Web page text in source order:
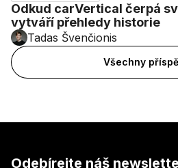
Odkud carVertical čerpá
vytváří přehledy historie
Tadas Švenčionis
Všechny
Odebírejte náš